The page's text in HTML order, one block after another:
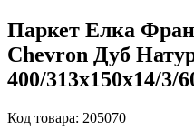
Паркет Елка
Chevron Дуб
400/313х150х14/3/
Код товара: 205070